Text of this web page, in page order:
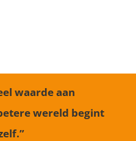
waarde aan
wereld begint